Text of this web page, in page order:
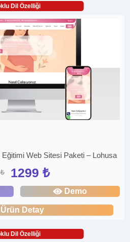
Dil Özelliği
Web Sitesi Paketi – Lohusa
1299 ₺
Demo
Ürün Detay
Dil Özelliği